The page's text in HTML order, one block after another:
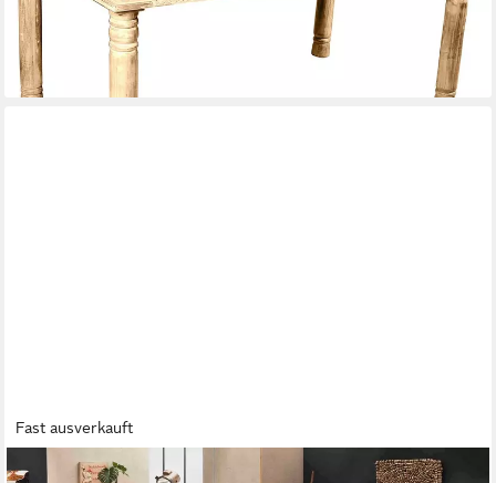
-31%
lieferbar - in 7-9 Werktagen bei dir
Fast ausverkauft
SIT